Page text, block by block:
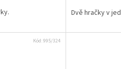
Dvě hračky v
Kód:995/324